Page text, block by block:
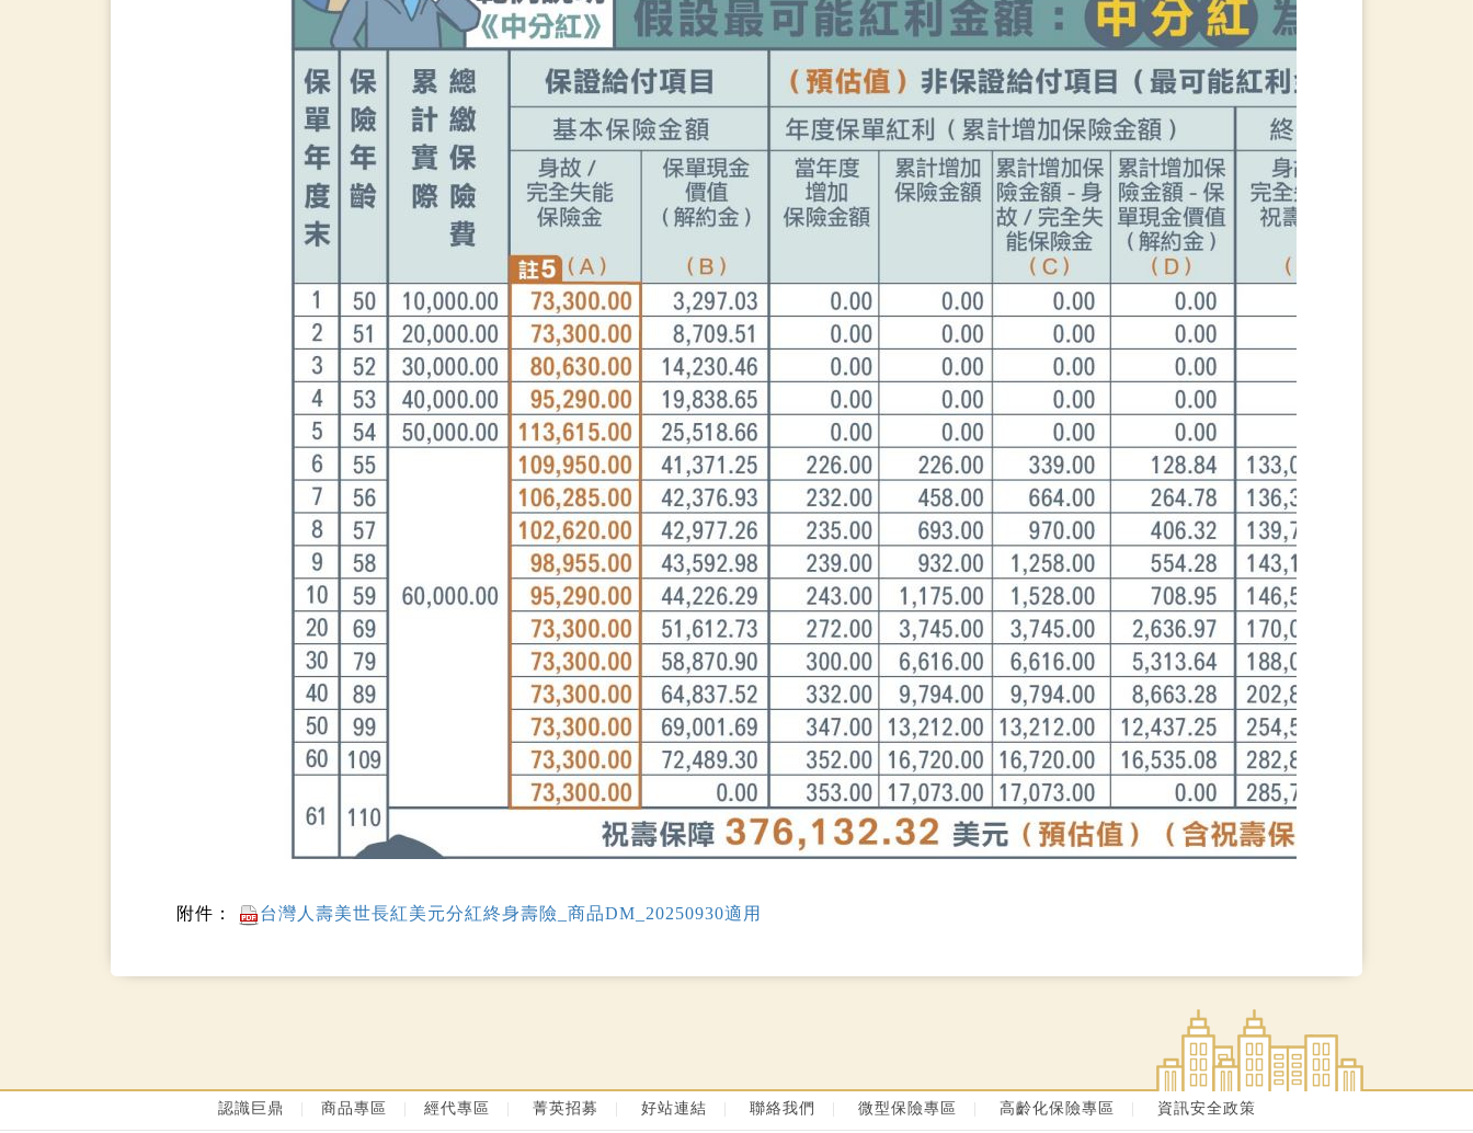
附件： 台灣人壽美世長紅美元分紅終身壽險_商品DM_20250930適用
認識巨鼎 商品專區 經代專區 菁英招募 好站連結 聯絡我們 微型保險專區 高齡化保險專區 資訊安全政策